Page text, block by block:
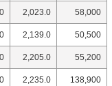
2,023.0 58,000
2,139.0 50,500
2,205.0 55,200
2,235.0 138,900